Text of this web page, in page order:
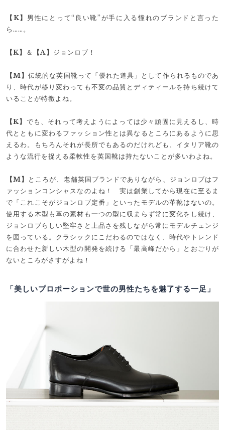
【K】 男性にとって“良い靴”が手に入る憧れのブランドと言った
ら……。
【K】 ＆ 【A】 ジョンロブ！
【M】伝統的な英国靴って「優れた道具」として作られるものであ
り、時代が移り変わっても不変の品質とディティールを持ち続けて
いることが特徴よね。
【K】 でも、それって考えようによっては少々頑固に見えるし、時
代とともに変わるファッション性とは異なるところにあるように思
えるわ。もちろんそれが長所でもあるのだけれども、イタリア靴の
ような流行を捉える柔軟性を英国靴は持たないことが多いわよね。
【M】
ところが、老舗英国ブランドでありながら、ジョンロブはフ
ァッションコンシャスなのよね！ 実は創業してから現在に至るま
で「これこそがジョンロブ定番」といったモデルの革靴はないの。
使用する木型も革の素材も一つの型に収まらず常に変化をし続け、
ジョンロブらしい堅牢さと上品さを残しながら常にモデルチェンジ
を図っている。クラシックにこだわるのではなく、時代やトレンド
に合わせた新しい木型の開発を続ける「最高峰だから」とおごりが
ないところがさすがよね！
「美しいプロポーションで世の男性たちを魅了する一足」